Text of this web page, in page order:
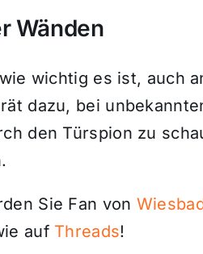
Wänden
wichtig es ist, auch
dazu, bei
den Türspion zu
Sie Fan von
auf Threads!